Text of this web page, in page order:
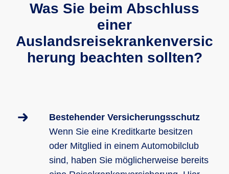
Was Sie beim Abschluss
einer
Auslandsreisekrankenversic
herung beachten sollten?
Bestehender Versicherungsschutz
Wenn Sie eine Kreditkarte besitzen
oder Mitglied in einem Automobilclub
sind, haben Sie möglicherweise bereits